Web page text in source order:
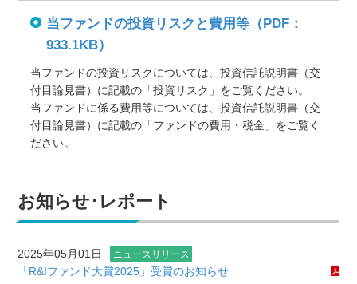
当ファンドの投資リスクと費用等（PDF：
933.1KB）
当ファンドの投資リスクについては、投資信託説明書（交
付目論見書）に記載の「投資リスク」をご覧ください。
当ファンドに係る費用等については、投資信託説明書（交
付目論見書）に記載の「ファンドの費用・税金」をご覧く
ださい。
お知らせ･レポート
2025年05月01日 ニュースリリース
「R&Iファンド大賞2025」受賞のお知らせ